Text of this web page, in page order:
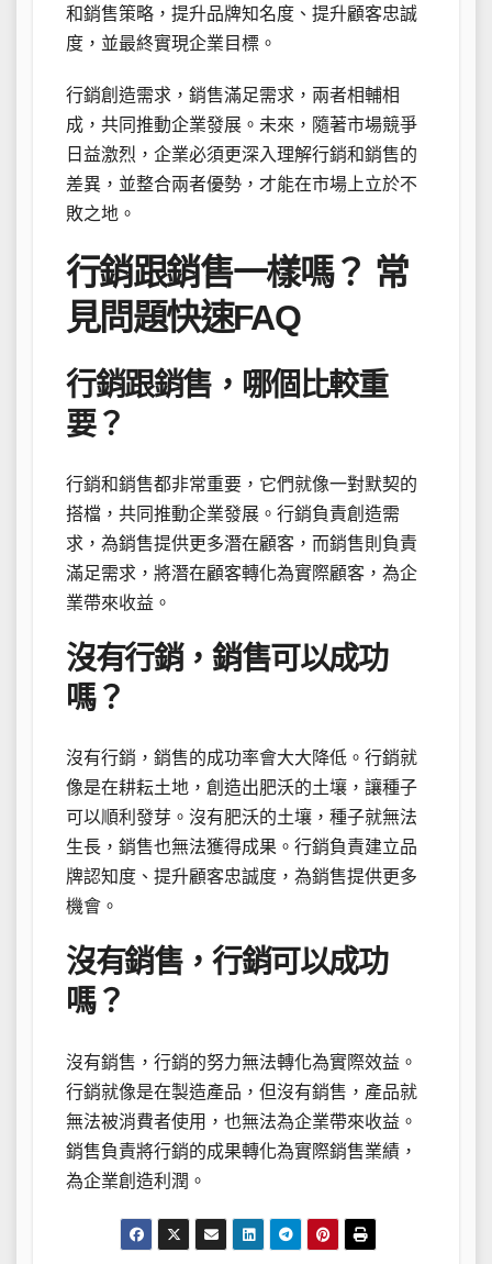
和銷售策略，提升品牌知名度、提升顧客忠誠
度，並最終實現企業目標。
行銷創造需求，銷售滿足需求，兩者相輔相
成，共同推動企業發展。未來，隨著市場競爭
日益激烈，企業必須更深入理解行銷和銷售的
差異，並整合兩者優勢，才能在市場上立於不
敗之地。
行銷跟銷售一樣嗎？ 常
見問題快速FAQ
行銷跟銷售，哪個比較重
要？
行銷和銷售都非常重要，它們就像一對默契的
搭檔，共同推動企業發展。行銷負責創造需
求，為銷售提供更多潛在顧客，而銷售則負責
滿足需求，將潛在顧客轉化為實際顧客，為企
業帶來收益。
沒有行銷，銷售可以成功
嗎？
沒有行銷，銷售的成功率會大大降低。行銷就
像是在耕耘土地，創造出肥沃的土壤，讓種子
可以順利發芽。沒有肥沃的土壤，種子就無法
生長，銷售也無法獲得成果。行銷負責建立品
牌認知度、提升顧客忠誠度，為銷售提供更多
機會。
沒有銷售，行銷可以成功
嗎？
沒有銷售，行銷的努力無法轉化為實際效益。
行銷就像是在製造產品，但沒有銷售，產品就
無法被消費者使用，也無法為企業帶來收益。
銷售負責將行銷的成果轉化為實際銷售業績，
為企業創造利潤。